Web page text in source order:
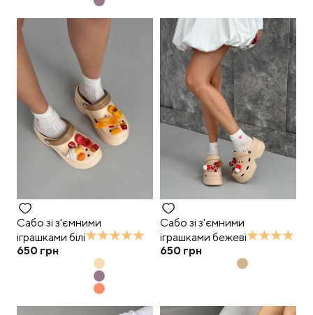
Сабо зі з'ємними
іграшками білі
650 грн
Сабо зі з'ємними
іграшками бежеві
650 грн